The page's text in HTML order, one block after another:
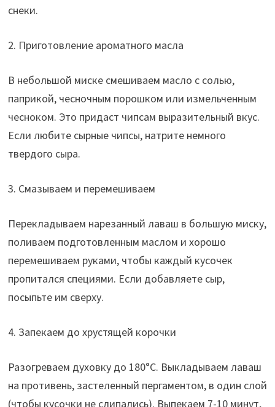
снеки.
2. Приготовление ароматного масла
В небольшой миске смешиваем масло с солью,
паприкой, чесночным порошком или измельченным
чесноком. Это придаст чипсам выразительный вкус.
Если любите сырные чипсы, натрите немного
твердого сыра.
3. Смазываем и перемешиваем
Перекладываем нарезанный лаваш в большую миску,
поливаем подготовленным маслом и хорошо
перемешиваем руками, чтобы каждый кусочек
пропитался специями. Если добавляете сыр,
посыпьте им сверху.
4. Запекаем до хрустящей корочки
Разогреваем духовку до 180°C. Выкладываем лаваш
на противень, застеленный пергаментом, в один слой
(чтобы кусочки не слипались). Выпекаем 7-10 минут,